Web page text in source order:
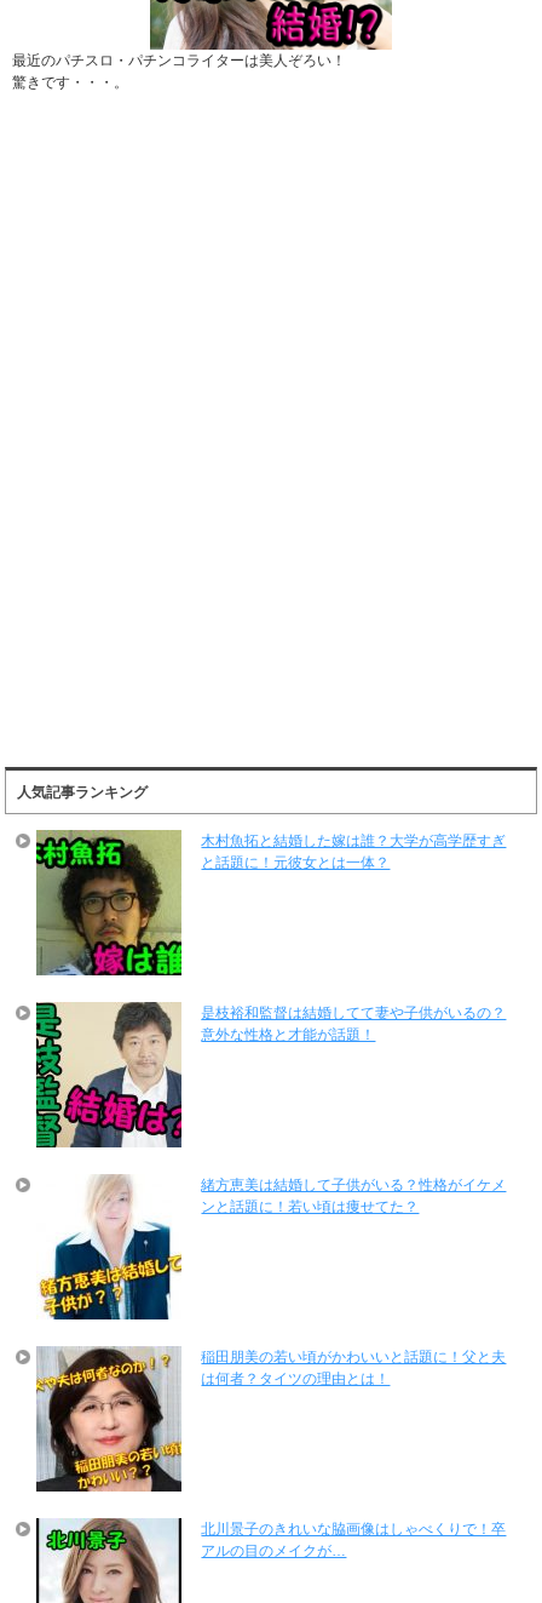
最近のパチスロ・パチンコライターは美人ぞろい！
驚きです・・・。
人気記事ランキング
木村魚拓と結婚した嫁は誰？大学が高学歴すぎ
と話題に！元彼女とは一体？
是枝裕和監督は結婚してて妻や子供がいるの？
意外な性格と才能が話題！
緒方恵美は結婚して子供がいる？性格がイケメ
ンと話題に！若い頃は痩せてた？
稲田朋美の若い頃がかわいいと話題に！父と夫
は何者？タイツの理由とは！
北川景子のきれいな脇画像はしゃべくりで！卒
アルの目のメイクが…